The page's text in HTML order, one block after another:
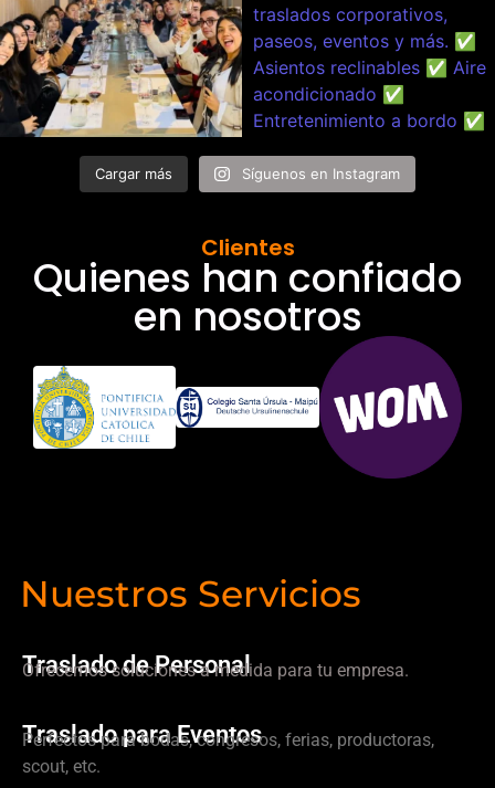
Cargar más Síguenos en Instagram
Clientes
Quienes han confiado
en nosotros
Nuestros Servicios
Traslado de Personal
Ofrecemos soluciones a medida para tu empresa.
Traslado para Eventos
Perfectos para bodas, congresos, ferias, productoras,
scout, etc.